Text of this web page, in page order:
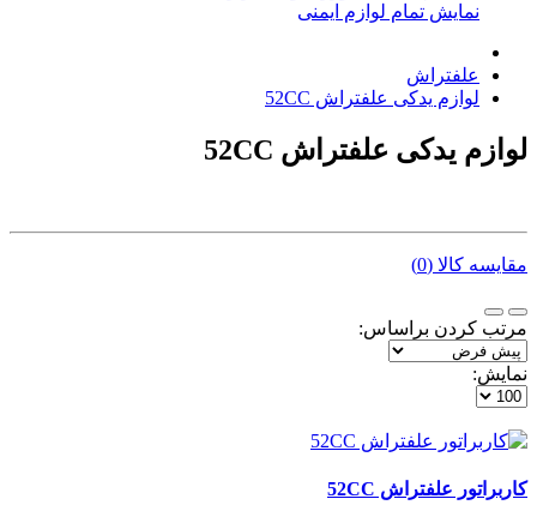
نمایش تمام لوازم ایمنی
علفتراش
لوازم یدکی علفتراش 52CC
لوازم یدکی علفتراش 52CC
مقایسه کالا (0)
مرتب کردن براساس:
نمایش:
کاربراتور علفتراش 52CC